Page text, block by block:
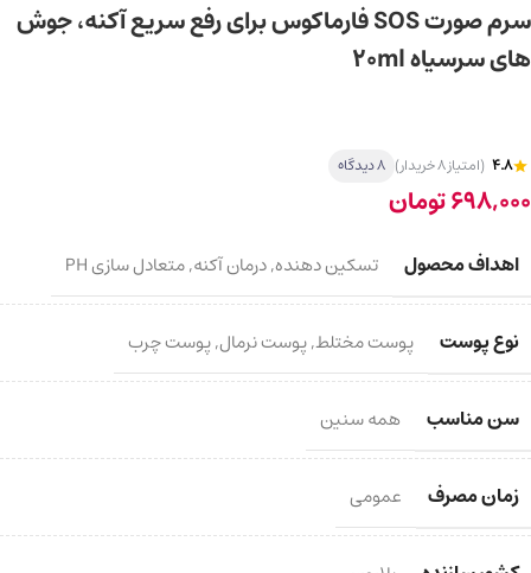
سرم صورت SOS فارماکوس برای رفع سریع آکنه، جوش
های سرسیاه 20ml
4.8 (امتیاز 8 خریدار) 8 دیدگاه
698,000تومان
اهداف محصول تسکین دهنده,درمان آکنه,متعادل سازی PH
نوع پوست پوست مختلط,پوست نرمال,پوست چرب
سن مناسب همه سنین
زمان مصرف عمومی